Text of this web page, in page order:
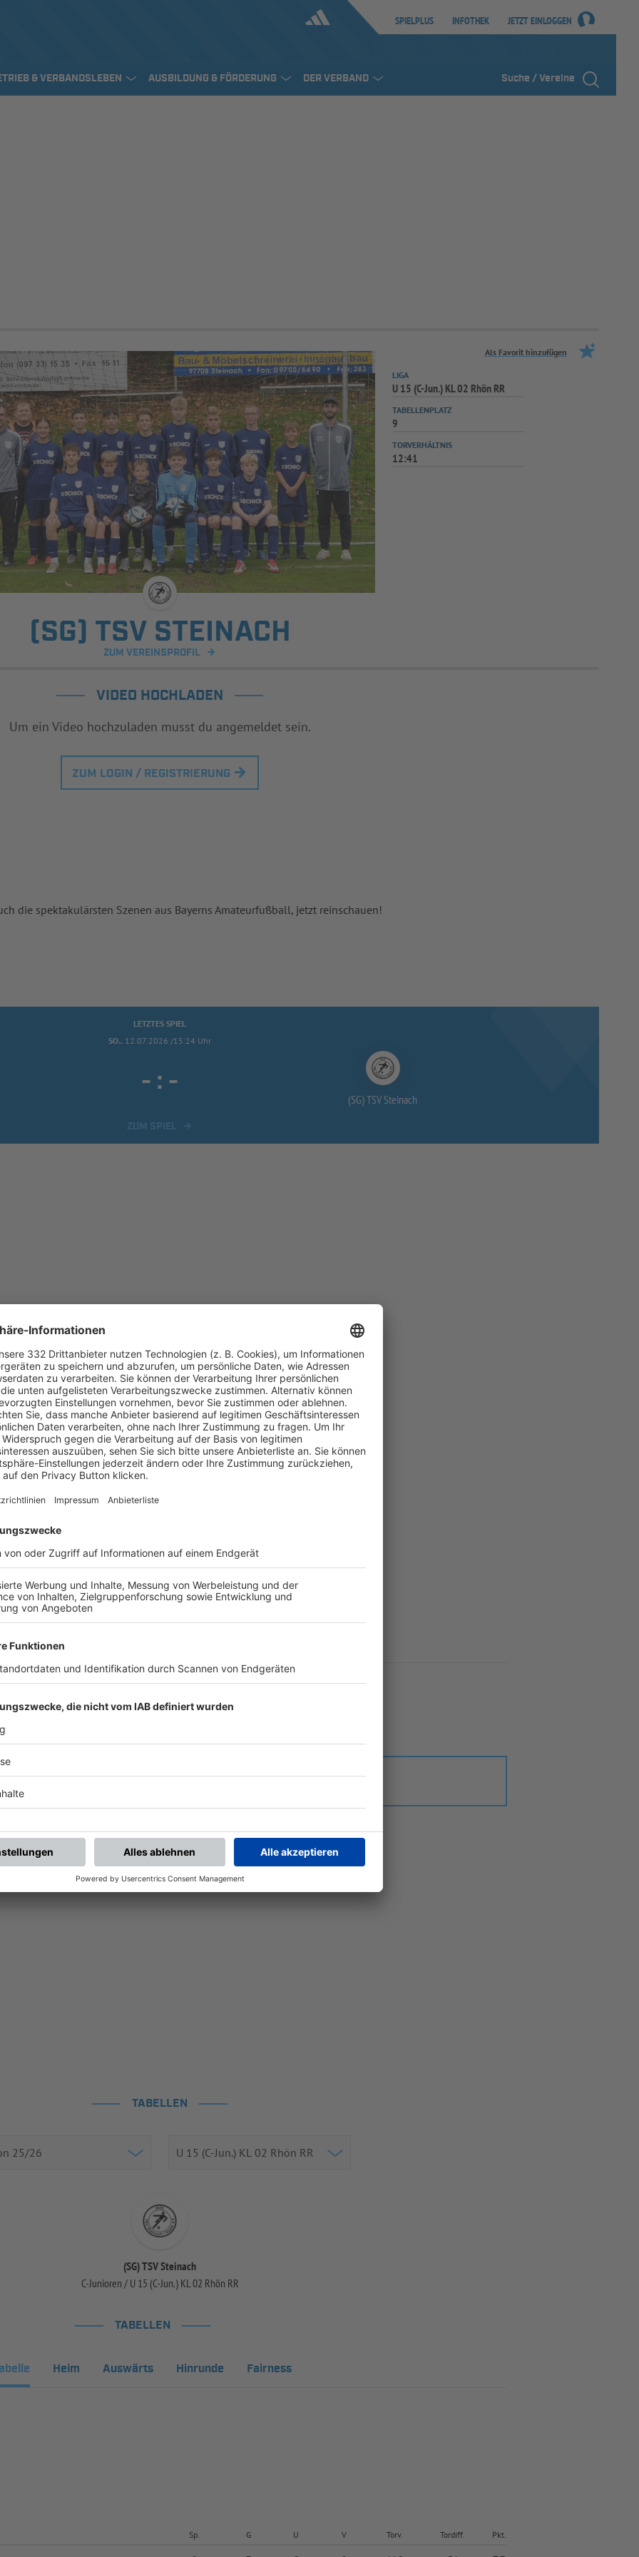
SPIELPLUS INFOTHEK JETZT EINLOGGEN
& VERBANDSLEBEN AUSBILDUNG & FÖRDERUNG DER VERBAND Suche / Vereine
Als Favorit hinzufügen
(SG) TSV STEINACH
ZUM VEREINSPROFIL
LIGA
U 15 (C-Jun.) KL 02 Rhön RR
TABELLENPLATZ
9
TORVERHÄLTNIS
12:41
VIDEO HOCHLADEN
Um ein Video hochzuladen musst du angemeldet sein.
ZUM LOGIN / REGISTRIERUNG
die spektakulärsten Szenen aus Bayerns Amateurfußball, jetzt reinschauen!
LETZTES SPIEL
SO.. 12.07.2026 /15:24 Uhr
- : -
(SG) TSV Steinach
UNSERE NEUIGKEITEN FÜR DICH
ALLE NEWS
Spiele
TABELLEN
(SG) TSV Steinach
C-Junioren / U 15 (C-Jun.) KL 02 Rhön RR
TABELLEN
Heim Auswärts Hinrunde Fairness
Sp. G U V Torv. Tordiff. Pkt.